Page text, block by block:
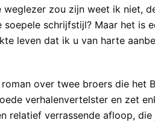
zou zijn weet ik niet,
schrijfstijl? Maar het is
leven dat ik u van harte
over twee broers die het
verhalenvertelster en zet
relatief verrassende afloop,